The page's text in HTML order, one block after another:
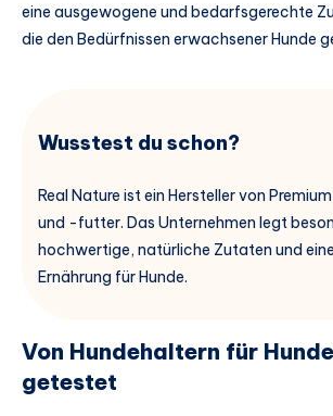
eine ausgewogene und bedarfsgerechte
die den Bedürfnissen erwachsener Hunde
Wusstest du schon?
Real Nature ist ein Hersteller von
und -futter. Das Unternehmen legt
hochwertige, natürliche Zutaten und
Ernährung für Hunde.
Von Hundehaltern für
getestet